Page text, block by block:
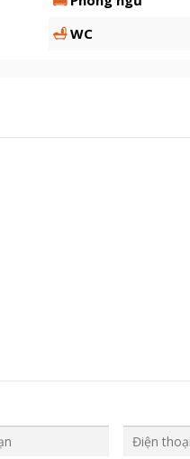
WC